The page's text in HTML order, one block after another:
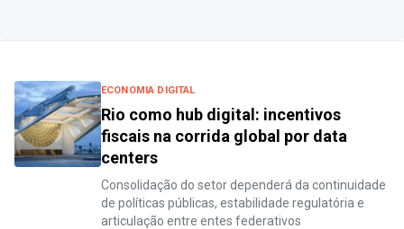
ECONOMIA DIGITAL
Rio como hub digital: incentivos
fiscais na corrida global por data
centers
Consolidação do setor dependerá da continuidade
de políticas públicas, estabilidade regulatória e
articulação entre entes federativos